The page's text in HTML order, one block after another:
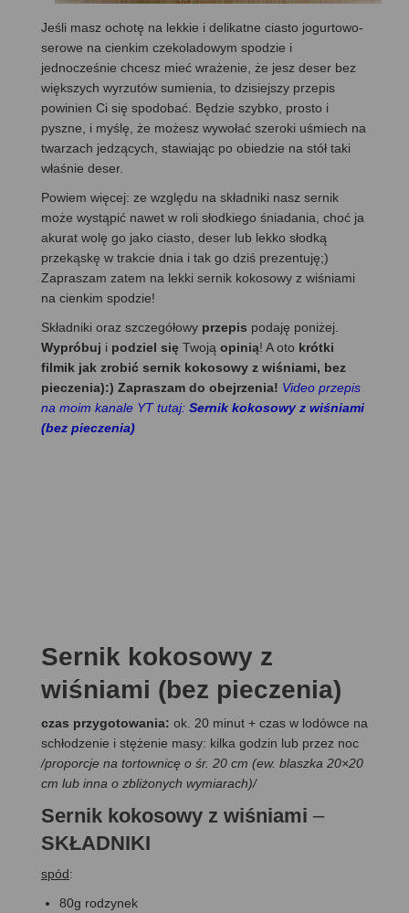
Jeśli masz ochotę na lekkie i delikatne ciasto jogurtowo-
serowe na cienkim czekoladowym spodzie i
jednocześnie chcesz mieć wrażenie, że jesz deser bez
większych wyrzutów sumienia, to dzisiejszy przepis
powinien Ci się spodobać. Będzie szybko, prosto i
pyszne, i myślę, że możesz wywołać szeroki uśmiech na
twarzach jedzących, stawiając po obiedzie na stół taki
właśnie deser.
Powiem więcej: ze względu na składniki nasz sernik
może wystąpić nawet w roli słodkiego śniadania, choć ja
akurat wolę go jako ciasto, deser lub lekko słodką
przekąskę w trakcie dnia i tak go dziś prezentuję;)
Zapraszam zatem na lekki sernik kokosowy z wiśniami
na cienkim spodzie!
Składniki oraz szczegółowy przepis podaję poniżej.
Wypróbuj i podziel się Twoją opinią! A oto krótki
filmik jak zrobić sernik kokosowy z wiśniami, bez
pieczenia):) Zapraszam do obejrzenia! Video przepis
na moim kanale YT tutaj: Sernik kokosowy z wiśniami
(bez pieczenia)
Sernik kokosowy z
wiśniami (bez pieczenia)
czas przygotowania: ok. 20 minut + czas w lodówce na
schłodzenie i stężenie masy: kilka godzin lub przez noc
/proporcje na tortownicę o śr. 20 cm (ew. blaszka 20×20
cm lub inna o zbliżonych wymiarach)/
Sernik kokosowy z wiśniami –
SKŁADNIKI
spód:
80g rodzynek